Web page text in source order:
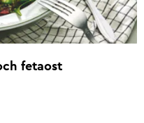
fetaost